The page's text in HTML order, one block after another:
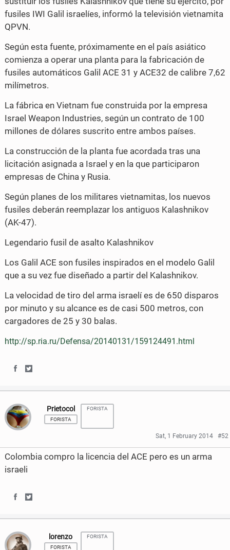
c
e
o
o
i
t
e
r
fusiles IWI Galil israelíes, informó la televisión vietnamita
QPVN.
Según esta fuente, próximamente en el país asiático
comienza a operar una planta para la fabricación de
fusiles automáticos Galil ACE 31 y ACE32 de calibre 7,62
milímetros.
La fábrica en Vietnam fue construida por la empresa
Israel Weapon Industries, según un contrato de 100
millones de dólares suscrito entre ambos países.
La construcción de la planta fue acordada tras una
licitación asignada a Israel y en la que participaron
empresas de China y Rusia.
Según planes de los militares vietnamitas, los nuevos
fusiles deberán reemplazar los antiguos Kalashnikov
(AK-47).
Legendario fusil de asalto Kalashnikov
Los Galil ACE son fusiles inspirados en el modelo Galil
que a su vez fue diseñado a partir del Kalashnikov.
La velocidad de tiro del arma israelí es de 650 disparos
por minuto y su alcance es de casi 500 metros, con
cargadores de 25 y 30 balas.
http://sp.ria.ru/Defensa/20140131/159124491.html
h
a
r
e
o
F
a
c
h
a
r
e
o
T
w
i
Prietocol
FORISTA
FORISTA
Sat, 1 February 2014 #52
Colombia compro la licencia del ACE pero es un arma
israeli
a a lorenzo
FORISTA
FORISTA